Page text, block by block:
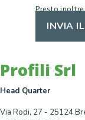
Presto
contatto
eventuali
servizi e le
INVIA
Profili Srl
Head Quarter
Via Rodi, 27 - 25124